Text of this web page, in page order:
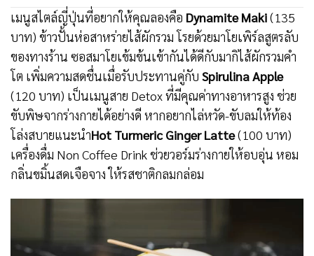
เมนูสไตล์ญี่ปุ่นที่อยากให้คุณลองคือ Dynamite Maki(135
บาท) ข้าวปั้นห่อสาหร่ายไส้ผักรวม โรยด้วยมาโยเพิร์ลสูตรลับ
ของทางร้าน ซอสมาโยเข้มข้นเข้ากันได้ดีกับมากิไส้ผักรวมคำ
โต เพิ่มความสดชื่นเมื่อรับประทานคู่กับSpirulina Apple
(120 บาท) เป็นเมนูสาย Detox ที่มีคุณค่าทางอาหารสูง ช่วย
ขับพิษจากร่างกายได้อย่างดี หากอยากไล่หวัด-ขับลมให้ท้อง
โล่งสบายแนะนำHot Turmeric Ginger Latte(100 บาท)
เครื่องดื่ม Non Coffee Drink ช่วยวอร์มร่างกายให้อบอุ่น หอม
กลิ่นขมิ้นสดเจือจาง ให้รสชาติกลมกล่อม